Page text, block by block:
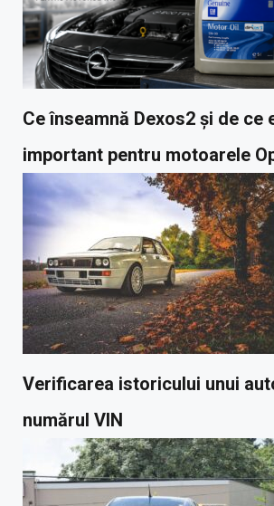
Ce înseamnă Dexos2 și de ce
important pentru motoarele
Verificarea istoricului unui
numărul VIN